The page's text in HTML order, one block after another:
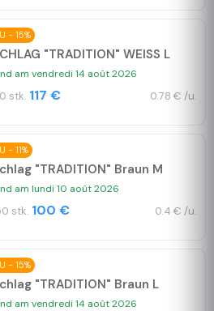
- 15%
"TRADITION" WEISS L
am vendredi 14 août 2026
stk. 117 € 0.78 € /u.
- 11%
"TRADITION" Braun M
am lundi 10 août 2026
stk. 100 € 0.4 € /u.
- 15%
"TRADITION" Braun L
am vendredi 14 août 2026